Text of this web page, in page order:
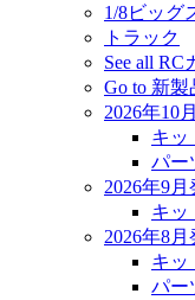
1/8ビッグ
トラック
See all RC
Go to 新製
2026年10
キッ
パー
2026年9月
キッ
2026年8月
キッ
パー